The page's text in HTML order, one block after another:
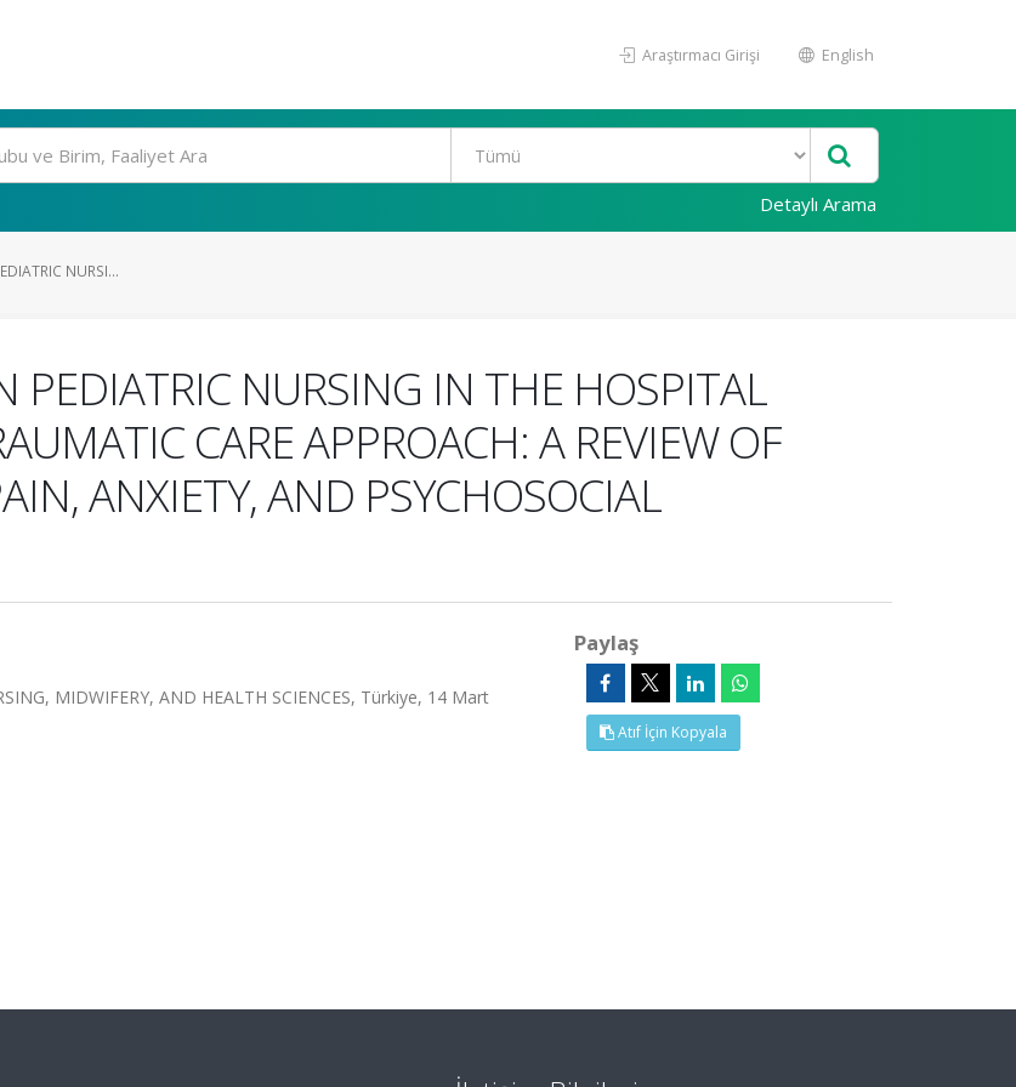
Araştırmacı Girişi English
Detaylı Arama
NURSI...
PEDIATRIC NURSING IN THE HOSPITAL
CARE APPROACH: A REVIEW OF
ANXIETY, AND PSYCHOSOCIAL
MIDWIFERY, AND HEALTH SCIENCES, Türkiye, 14 Mart
Paylaş
Atıf İçin Kopyala